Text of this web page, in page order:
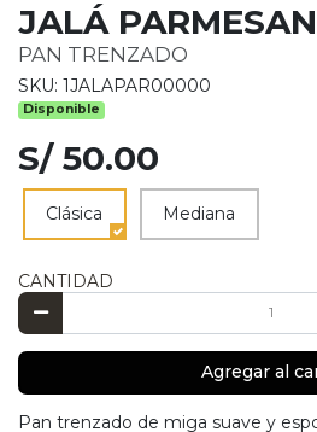
JALÁ
PAN TRENZADO
SKU: 1JALAPAR00000
Disponible
S/ 50.00
Clásica Mediana
CANTIDAD
Agregar al
Pan trenzado de miga suave y